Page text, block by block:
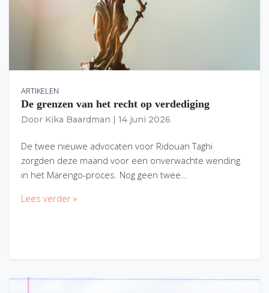
ARTIKELEN
De grenzen van het recht op verdediging
Door Kika Baardman 14 juni 2026
De twee nieuwe advocaten voor Ridouan Taghi
zorgden deze maand voor een onverwachte wending
in het Marengo-proces. Nog geen twee…
Lees verder »